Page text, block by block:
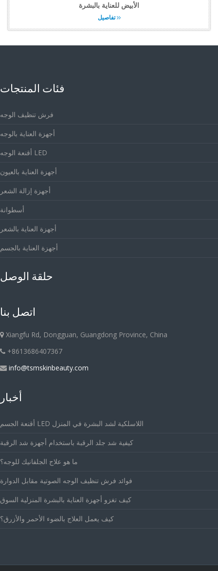
الأبيض للعناية بالبشرة
تفاصيل
فئات المنتجات
فرش تنظيف الوجه
أجهزة العناية بالوجه
أقنعة الوجه LED
أجهزة العناية بالعيون
أجهزة إزالة الشعر
أسطوانة
أجهزة العناية بالشعر
أجهزة العناية بالجسم
حلقة الوصل
اتصل بنا
Xiangfu Rd, Dongguan, Guangdong Province, China
+8613686407367
info@tsmskinbeauty.com
أخبار
أقنعة الجسم LED اللاسلكية لشد البشرة في المنزل
كيفية شد جلد الرقبة باستخدام أجهزة شد الرقبة
ما هو علاج الجلفانيك للوجه؟
فوائد فرش تنظيف الوجه الصوتية مقابل الدوارة
كيف تغزو أجهزة العناية بالبشرة المنزلية السوق
كيف يعمل العلاج بالضوء الأحمر والأزرق؟